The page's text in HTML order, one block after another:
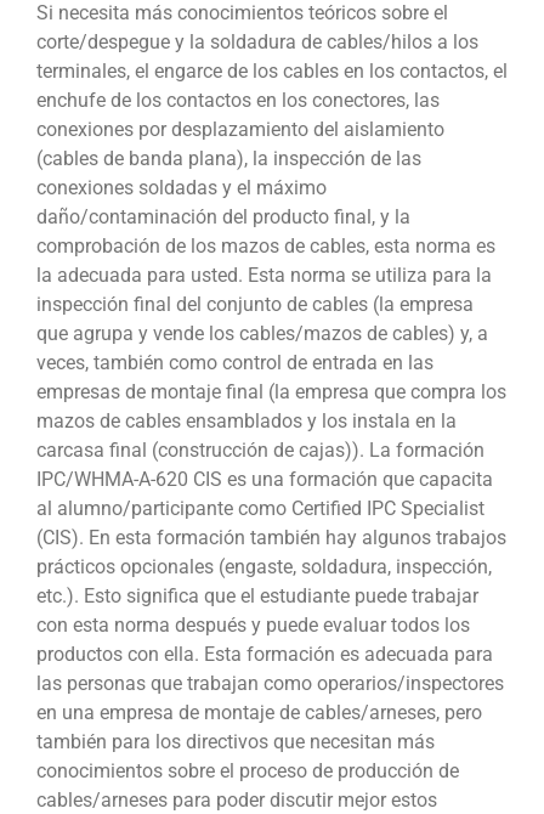
Si necesita más conocimientos teóricos sobre el
corte/despegue y la soldadura de cables/hilos a los
terminales, el engarce de los cables en los contactos, el
enchufe de los contactos en los conectores, las
conexiones por desplazamiento del aislamiento
(cables de banda plana), la inspección de las
conexiones soldadas y el máximo
daño/contaminación del producto final, y la
comprobación de los mazos de cables, esta norma es
la adecuada para usted. Esta norma se utiliza para la
inspección final del conjunto de cables (la empresa
que agrupa y vende los cables/mazos de cables) y, a
veces, también como control de entrada en las
empresas de montaje final (la empresa que compra los
mazos de cables ensamblados y los instala en la
carcasa final (construcción de cajas)). La formación
IPC/WHMA-A-620 CIS es una formación que capacita
al alumno/participante como Certified IPC Specialist
(CIS). En esta formación también hay algunos trabajos
prácticos opcionales (engaste, soldadura, inspección,
etc.). Esto significa que el estudiante puede trabajar
con esta norma después y puede evaluar todos los
productos con ella. Esta formación es adecuada para
las personas que trabajan como operarios/inspectores
en una empresa de montaje de cables/arneses, pero
también para los directivos que necesitan más
conocimientos sobre el proceso de producción de
cables/arneses para poder discutir mejor estos